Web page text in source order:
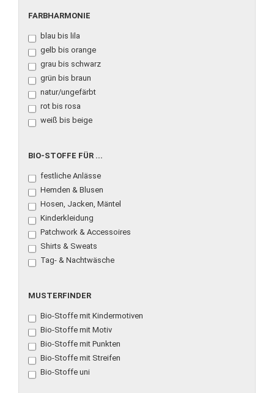
FARBHARMONIE
FARBHARMONIE
blau bis lila
gelb bis orange
grau bis schwarz
grün bis braun
natur/ungefärbt
rot bis rosa
weiß bis beige
BIO-
FÜR
...
BIO-STOFFE FÜR ...
festliche Anlässe
Hemden & Blusen
Hosen, Jacken, Mäntel
Kinderkleidung
Patchwork & Accessoires
Shirts & Sweats
Tag- & Nachtwäsche
MUSTERFINDER
MUSTERFINDER
Bio-Stoffe mit Kindermotiven
Bio-Stoffe mit Motiv
Bio-Stoffe mit Punkten
Bio-Stoffe mit Streifen
Bio-Stoffe uni